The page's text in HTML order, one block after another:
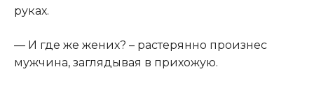
руках.
— И где же жених? – растерянно произнес
мужчина, заглядывая в прихожую.